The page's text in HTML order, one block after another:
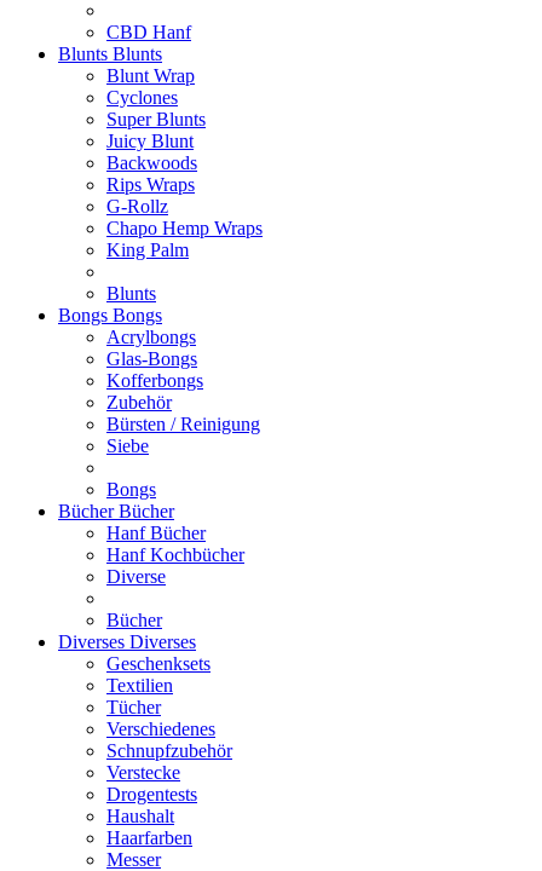
CBD Hanf
Blunts Blunts
Blunt Wrap
Cyclones
Super Blunts
Juicy Blunt
Backwoods
Rips Wraps
G-Rollz
Chapo Hemp Wraps
King Palm
Blunts
Bongs Bongs
Acrylbongs
Glas-Bongs
Kofferbongs
Zubehör
Bürsten / Reinigung
Siebe
Bongs
BücherBücher
Hanf Bücher
Hanf Kochbücher
Diverse
Bücher
Diverses Diverses
Geschenksets
Textilien
Tücher
Verschiedenes
Schnupfzubehör
Verstecke
Drogentests
Haushalt
Haarfarben
Messer